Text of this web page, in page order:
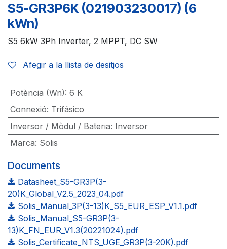
S5-GR3P6K (021903230017) (6
kWn)
S5 6kW 3Ph Inverter, 2 MPPT, DC SW
Afegir a la llista de desitjos
Potència (Wn): 6 K
Connexió: Trifásico
Inversor / Mòdul / Bateria: Inversor
Marca: Solis
Documents
Datasheet_S5-GR3P(3-
20)K_Global_V2.5_2023_04.pdf
Solis_Manual_3P(3-13)K_S5_EUR_ESP_V1.1.pdf
Solis_Manual_S5-GR3P(3-
13)K_FN_EUR_V1.3(20221024).pdf
Solis_Certificate_NTS_UGE_GR3P(3-20K).pdf